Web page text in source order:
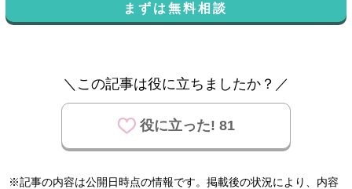
まずは無料相談
＼この記事は役に立ちましたか？／
役に立った! 81
※記事の内容は公開日時点の情報です。掲載後の状況により、内容